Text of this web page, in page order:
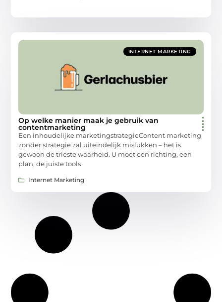
INTERNET MARKETING
Op welke manier maak je gebruik van
contentmarketing
Een inhoudelijke marketingstrategieContent marketing
zonder strategie zal uiteindelijk mislukken – het is
gewoon de trieste waarheid. U moet een richting, een
plan, de juiste tools
Internet Marketing